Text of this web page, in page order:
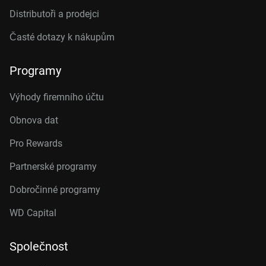
Distributoři a prodejci
Časté dotazy k nákupům
Programy
Výhody firemního účtu
Obnova dat
Pro Rewards
Partnerské programy
Dobročinné programy
WD Capital
Společnost